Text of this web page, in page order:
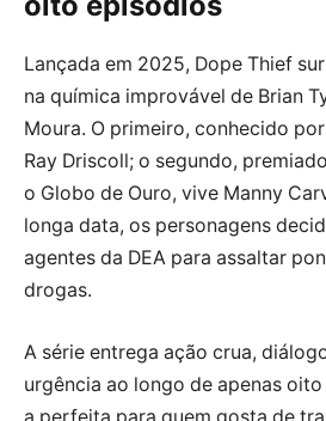
Lançada em 2025, Dope Thief
na química improvável de Brian
Moura. O primeiro, conhecido
Ray Driscoll; o segundo,
o Globo de Ouro, vive Manny
longa data, os personagens
agentes da DEA para assaltar
drogas.
A série entrega ação crua,
urgência ao longo de apenas